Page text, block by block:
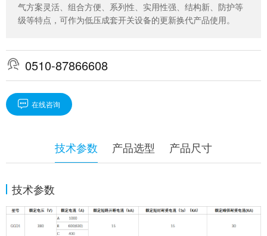
气方案灵活、组合方便、系列性、实用性强、结构新、防护等
级等特点，可作为低压成套开关设备的更新换代产品使用。
 0510-87866608
 在线咨询
技术参数 产品选型 产品尺寸
技术参数